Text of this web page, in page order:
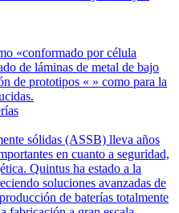
«conformado por célula
de láminas de metal de bajo
de prototipos « » como para la
sólidas (ASSB) lleva años
en cuanto a seguridad,
Quintus ha estado a la
soluciones avanzadas de
de baterías totalmente